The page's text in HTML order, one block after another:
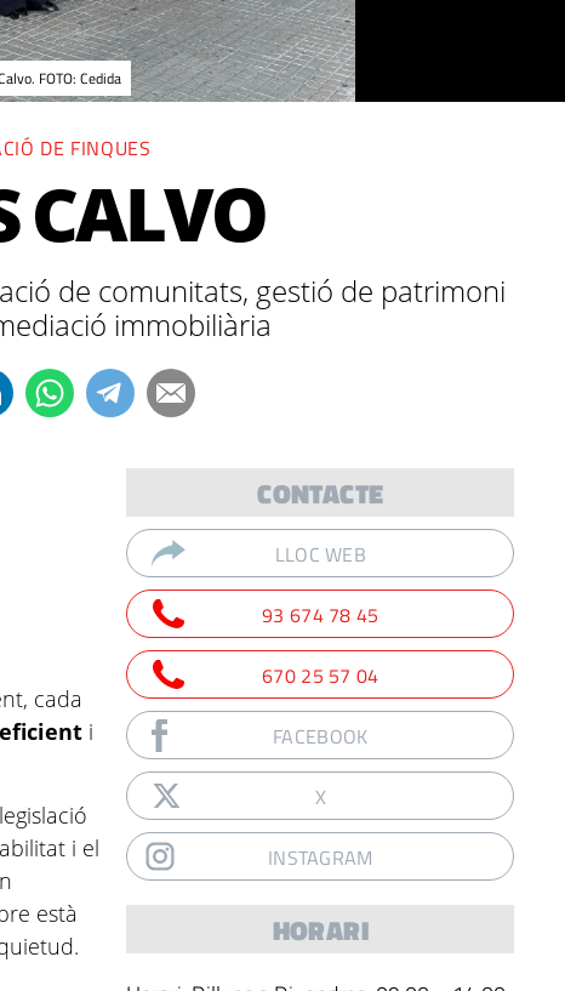
FOTO: Cedida
DE FINQUES
CALVO
de comunitats, gestió de patrimoni
immobiliària
cada
i
i el
està
CONTACTE
LLOC WEB
93 674 78 45
670 25 57 04
FACEBOOK
X
INSTAGRAM
HORARI